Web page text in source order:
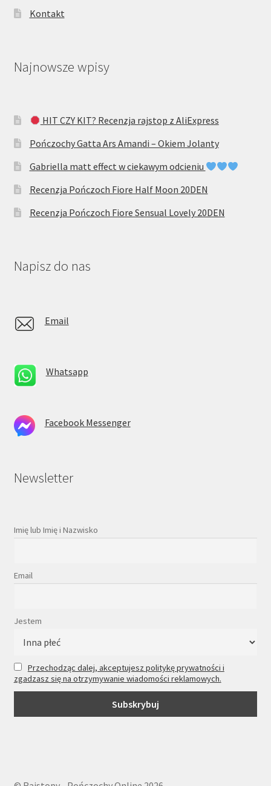
Kontakt
Najnowsze wpisy
HIT CZY KIT? Recenzja rajstop z AliExpress
Pończochy Gatta Ars Amandi – Okiem Jolanty
Gabriella matt effect w ciekawym odcieniu
Recenzja Pończoch Fiore Half Moon 20DEN
Recenzja Pończoch Fiore Sensual Lovely 20DEN
Napisz do nas
Email
Whatsapp
Facebook Messenger
Newsletter
Imię lub Imię i Nazwisko
Email
Jestem
Przechodząc dalej, akceptujesz politykę prywatności i
zgadzasz się na otrzymywanie wiadomości reklamowych.